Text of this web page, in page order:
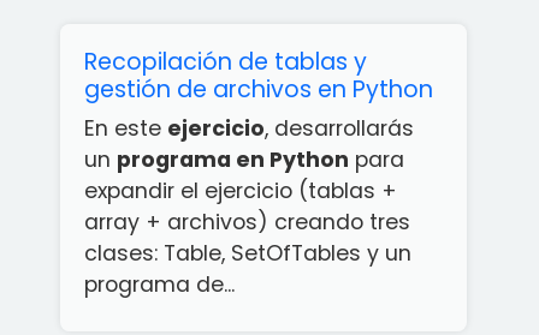
Recopilación de tablas y
gestión de archivos en Python
En este ejercicio, desarrollarás
un programa en Python para
expandir el ejercicio (tablas +
array + archivos) creando tres
clases: Table, SetOfTables y un
programa de...